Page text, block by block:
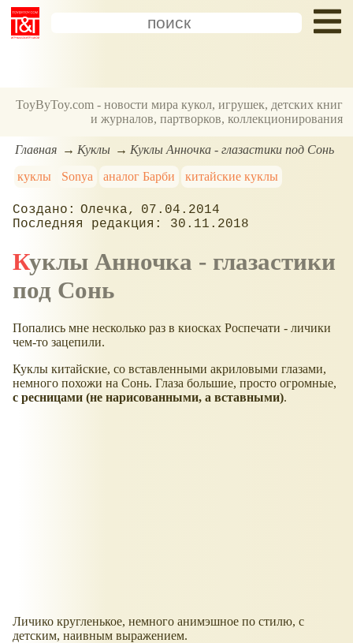
ToyByToy.com - новости мира кукол, игрушек, детских книг
и журналов, партворков, коллекционирования
Главная Куклы
Куклы Анночка - глазастики под Сонь
куклы
Sonya аналог Барби китайские куклы
Олечка
07.04.2014
30.11.2018
Куклы Анночка - глазастики
под Сонь
Попались мне несколько раз в киосках Роспечати - личики
чем-то зацепили.
Куклы китайские, со вставленными акриловыми глазами,
немного похожи на Сонь. Глаза большие, просто огромные,
с ресницами (не нарисованными, а вставными).
Личико кругленькое, немного анимэшное по стилю, с
детским, наивным выражением.